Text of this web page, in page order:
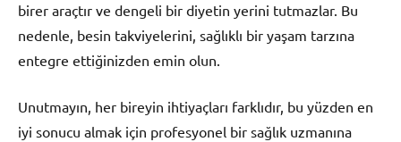
birer araçtır ve dengeli bir diyetin yerini tutmazlar. Bu
nedenle, besin takviyelerini, sağlıklı bir yaşam tarzına
entegre ettiğinizden emin olun.
Unutmayın, her bireyin ihtiyaçları farklıdır, bu yüzden en
iyi sonucu almak için profesyonel bir sağlık uzmanına